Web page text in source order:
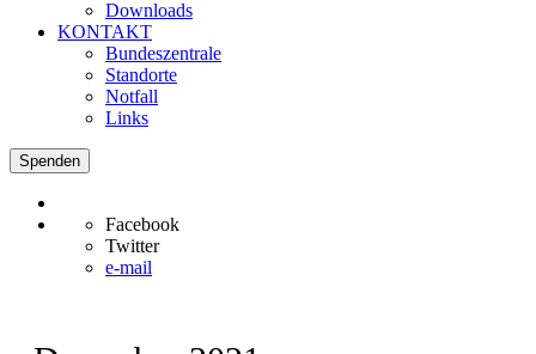
Downloads
KONTAKT
Bundeszentrale
Standorte
Notfall
Links
Spenden
Facebook
Twitter
e-mail